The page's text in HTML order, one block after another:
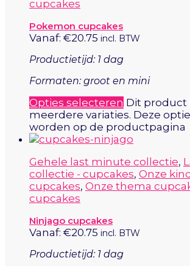
cupcakes
Pokemon cupcakes
Vanaf: €20.75 incl. BTW
Productietijd: 1 dag
Formaten: groot en mini
Opties selecteren Dit product
meerdere variaties. Deze
worden op de productpagina
Gehele last minute collectie,
collectie - cupcakes, Onze
cupcakes, Onze thema
cupcakes
Ninjago cupcakes
Vanaf: €20.75 incl. BTW
Productietijd: 1 dag